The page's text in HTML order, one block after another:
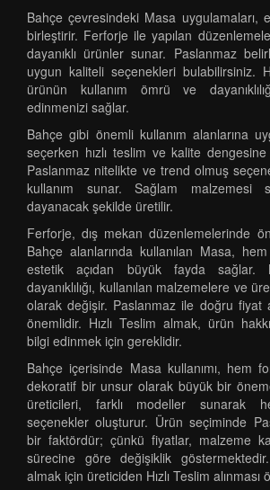
Bahçe çevresindeki Masa uygulamaları,
birleştirir. Ferforje ile yapılan
dayanıklı ürünler sunar. Paslanmaz
uygun kaliteli seçenekleri bulabilirsiniz.
ürünün kullanım ömrü ve
edinmenizi sağlar.
Bahçe gibi önemli kullanım alanlarına
seçerken hızlı teslim ve kalite
Paslanmaz nitelikte ve trend olmuş
kullanım sunar. Sağlam malzemesi
dayanacak şekilde üretilir.
Ferforje, dış mekan düzenlemelerinde
Bahçe alanlarında kullanılan Masa,
estetik açıdan büyük fayda sağlar.
dayanıklılığı, kullanılan malzemelere ve
olarak değişir. Paslanmaz ile doğru fiyat
önemlidir. Hızlı Teslim almak, ürün
bilgi edinmek için gereklidir.
Bahçe içerisinde Masa kullanımı, hem
dekoratif bir unsur olarak büyük bir
üreticileri, farklı modeller sunarak
seçenekler oluşturur. Ürün seçiminde
bir faktördür; çünkü fiyatlar, malzeme
sürecine göre değişiklik
almak için üreticiden Hızlı Teslim alınması